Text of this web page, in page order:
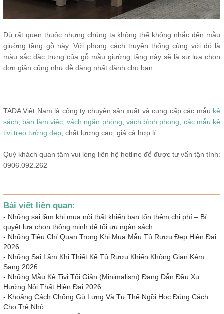
Dù rất quen thuộc nhưng chúng ta không thể không nhắc đến mẫu
giường tầng gỗ này. Với phong cách truyền thống cùng với đó là
màu sắc đặc trưng của gỗ mẫu giường tầng này sẽ là sự lựa chọn
đơn giản cũng như dễ dàng nhất dành cho bạn.
TADA Việt Nam là công ty chuyên sản xuất và cung cấp các mẫu kệ
sách, bàn làm việc, vách ngăn phòng, vách bình phong, các mẫu kệ
tivi treo tường đẹp, chất lượng cao, giá cả hợp lí.
Quý khách quan tâm vui lòng liên hệ hotline để được tư vấn tận tình:
0906.092.262
Bài viết liên quan:
- Những sai lầm khi mua nội thất khiến bạn tốn thêm chi phí – Bí
quyết lựa chọn thông minh để tối ưu ngân sách
- Những Tiêu Chí Quan Trọng Khi Mua Mẫu Tủ Rượu Đẹp Hiện Đại
2026
- Những Sai Lầm Khi Thiết Kế Tủ Rượu Khiến Không Gian Kém
Sang 2026
- Những Mẫu Kệ Tivi Tối Giản (Minimalism) Đang Dẫn Đầu Xu
Hướng Nội Thất Hiện Đại 2026
- Khoảng Cách Chống Gù Lưng Và Tư Thế Ngồi Học Đúng Cách
Cho Trẻ Nhỏ